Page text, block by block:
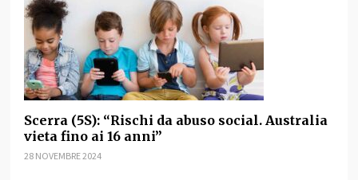
Scerra (5S): “Rischi da abuso social. Australia
vieta fino ai 16 anni”
28 NOVEMBRE 2024